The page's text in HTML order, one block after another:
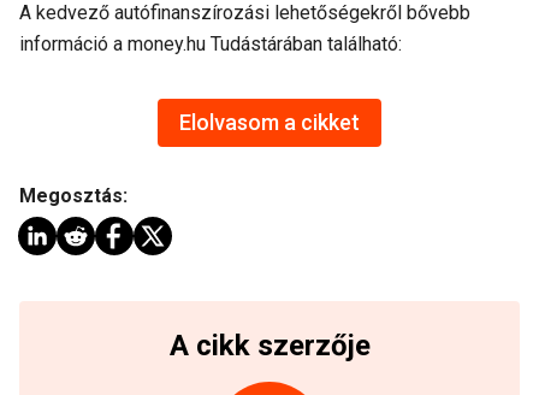
A kedvező autófinanszírozási lehetőségekről bővebb
információ a money.hu Tudástárában található:
Elolvasom a cikket
Megosztás:
A cikk szerzője